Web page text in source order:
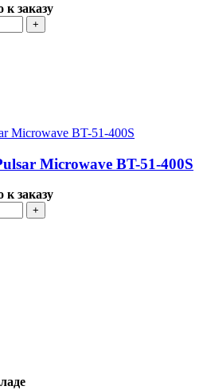
к заказу
+
Microwave BT-51-400S
к заказу
+